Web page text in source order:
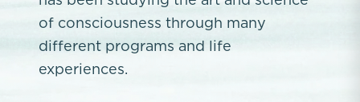
of consciousness through many
different programs and life
experiences.